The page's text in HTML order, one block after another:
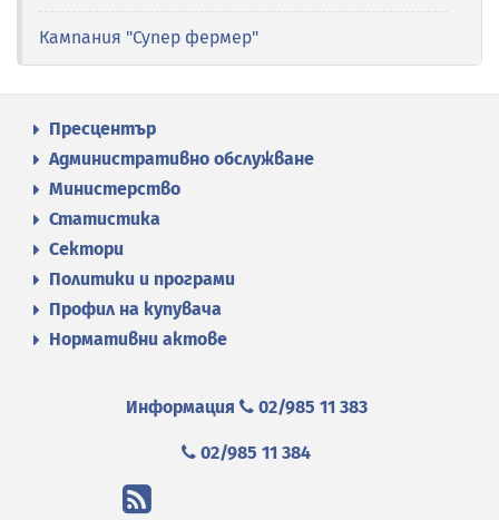
Кампания "Супер фермер"
Пресцентър
Административно обслужване
Министерство
Статистика
Сектори
Политики и програми
Профил на купувача
Нормативни актове
Информация 02/985 11 383
02/985 11 384